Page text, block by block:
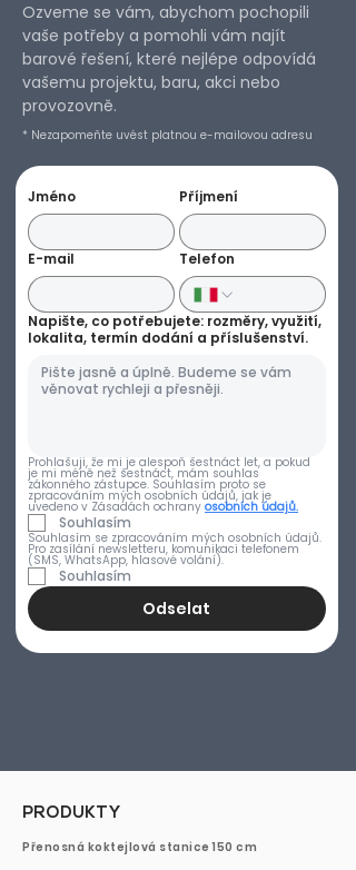
Ozveme se vám, abychom pochopili
vaše potřeby a pomohli vám najít
barové řešení, které nejlépe odpovídá
vašemu projektu, baru, akci nebo
provozovně.
* Nezapomeňte uvést platnou e-mailovou adresu
Jméno Příjmení
E-mail Telefon
Napište, co potřebujete: rozměry, využití,
lokalita, termín dodání a příslušenství.
Prohlašuji, že mi je alespoň šestnáct let, a pokud
je mi méně než šestnáct, mám souhlas
zákonného zástupce. Souhlasím proto se
zpracováním mých osobních údajů, jak je
uvedeno v Zásadách ochrany osobních údajů.
Souhlasím
Souhlasím se zpracováním mých osobních údajů.
Pro zasílání newsletteru, komunikaci telefonem
(SMS, WhatsApp, hlasové volání).
Souhlasím
Odselat
PRODUKTY
Přenosná koktejlová stanice 150 cm